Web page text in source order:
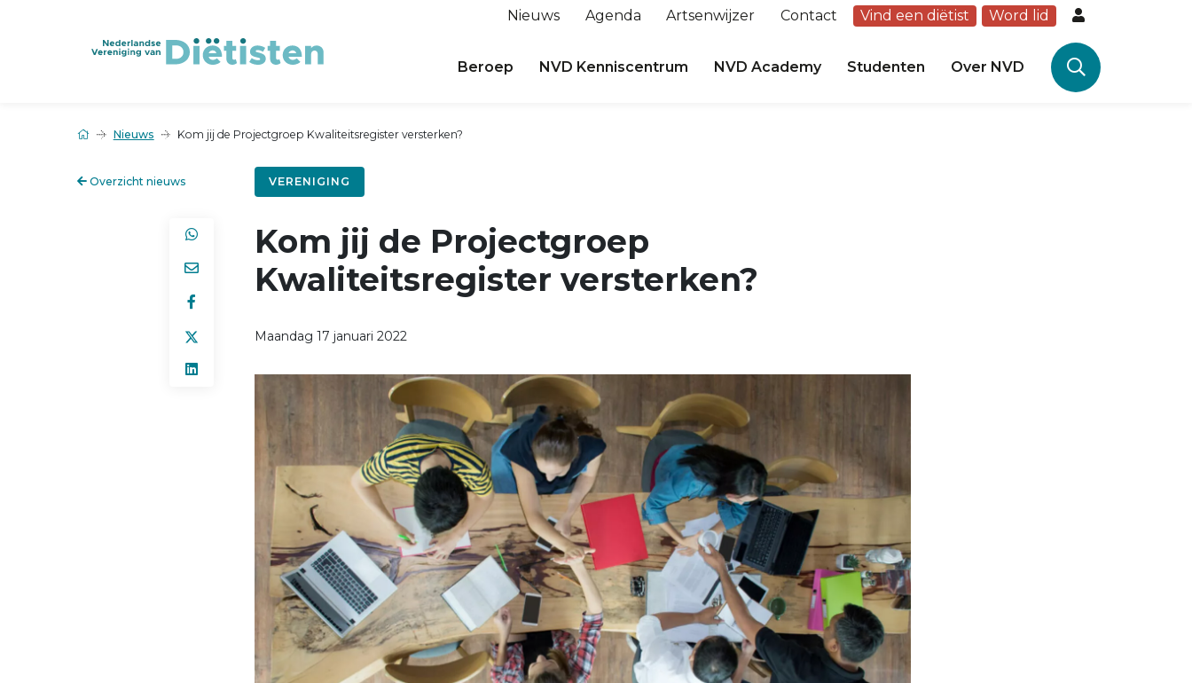
Nieuws Agenda Artsenwijzer Contact Vind een diëtist Word lid
Beroep NVD Kenniscentrum NVD Academy Studenten Over NVD
Nieuws Kom jij de Projectgroep Kwaliteitsregister versterken?
Overzicht nieuws VERENIGING
Kom jij de Projectgroep
Kwaliteitsregister versterken?
Maandag 17 januari 2022